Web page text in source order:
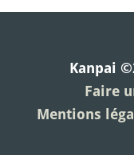
Kanpai
Faire
Mentions